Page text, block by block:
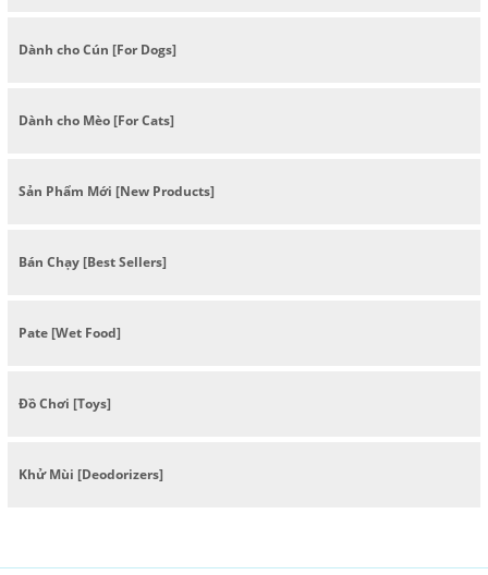
Dành cho Cún [For Dogs]
Dành cho Mèo [For Cats]
Sản Phẩm Mới [New Products]
Bán Chạy [Best Sellers]
Pate [Wet Food]
Đồ Chơi [Toys]
Khử Mùi [Deodorizers]